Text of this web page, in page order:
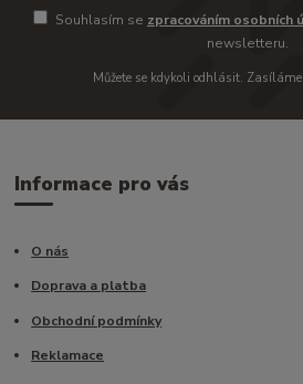
Souhlasím se zpracováním osobních
newsletteru.
Můžete se kdykoli odhlásit.
Informace pro vás
O nás
Doprava a platba
Obchodní podmínky
Reklamace